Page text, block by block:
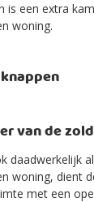
is een extra
woning.
van de
daadwerkelijk
woning, dient
met een